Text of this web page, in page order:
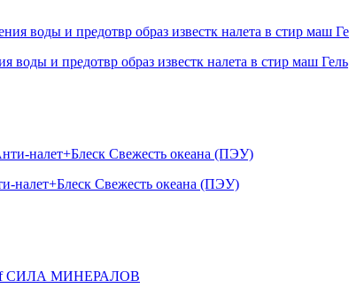
и предотвр образ известк налета в стир маш Гель
налет+Блеск Свежесть океана (ПЭУ)